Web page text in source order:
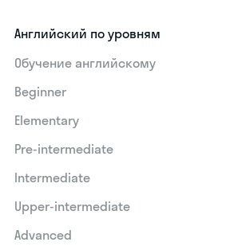
Английский по уровням
Обучение английскому
Beginner
Elementary
Pre-intermediate
Intermediate
Upper-intermediate
Advanced